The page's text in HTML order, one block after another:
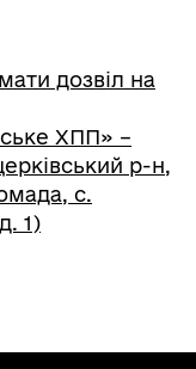
дозвіл на
ХПП» –
р-н,
с.
1)